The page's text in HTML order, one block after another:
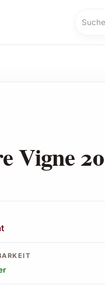
Suche
Vigne